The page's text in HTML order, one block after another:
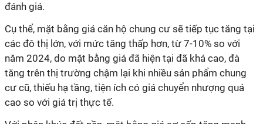
đánh giá.
Cụ thể, mặt bằng giá căn hộ chung cư sẽ tiếp tục tăng tại
các đô thị lớn, với mức tăng thấp hơn, từ 7-10% so với
năm 2024, do mặt bằng giá đã hiện tại đã khá cao, đà
tăng trên thị trường chậm lại khi nhiều sản phẩm chung
cư cũ, thiếu hạ tầng, tiện ích có giá chuyển nhượng quá
cao so với giá trị thực tế.